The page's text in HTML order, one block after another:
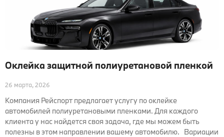
Оклейка защитной полиуретановой пленкой
26 марта, 2026
Компания Рейспорт предлагает услугу по оклейке
автомобилей полиуретановыми пленками. Для каждого
клиента у нас найдется своя задача, где мы можем быть
полезны в этом направлении вашему автомобилю. Вариации